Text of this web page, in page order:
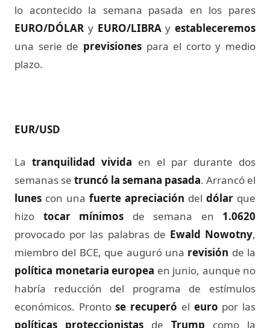
lo acontecido la semana pasada en los pares
EURO/DÓLAR yEURO/LIBRAy estableceremos
una serie de previsionespara el corto y medio
plazo.
EUR/USD
La tranquilidad vivida en el par durante dos
semanas se truncó la semana pasada. Arrancó el
lunes con una fuerte apreciación del dólar que
hizo tocar mínimos de semana en 1.0620
provocado por las palabras de Ewald Nowotny,
miembro del BCE, que auguró una revisión de la
política monetaria europea en junio, aunque no
habría reducción del programa de estímulos
económicos. Prontose recuperó el euro por las
políticas proteccionistas de Trump como la